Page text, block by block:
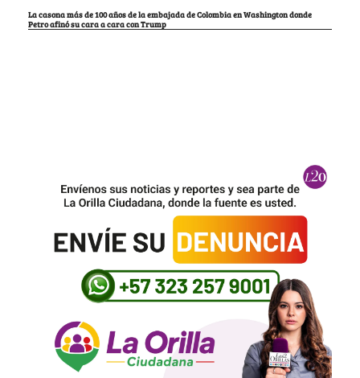
La casona más de 100 años de la embajada de Colombia en Washington donde
Petro afinó su cara a cara con Trump